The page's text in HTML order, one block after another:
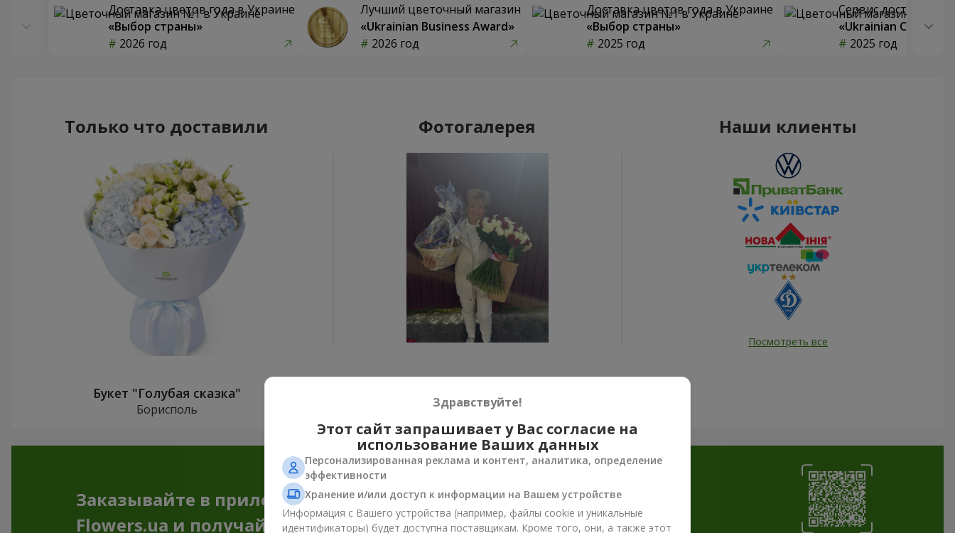
Доставка цветов года в Украине
«Выбор страны»
2026 год
Лучший цветочный магазин
«Ukrainian Business Award»
2026 год
Доставка цветов года в Украине
«Выбор страны»
2025 год
Сервис доставки
«Ukrainian Choice»
2025 год
Только что доставили
Букет "Голубая сказка"
Борисполь
Фотогалерея
Все фото доставок
Заказать этот товар
Наши клиенты
Посмотреть все
Заказывайте в приложении
Flowers.ua и получайте бонусы
Здравствуйте!
Этот сайт запрашивает у Вас согласие на
использование Ваших данных
Персонализированная реклама и контент, аналитика, определение
эффективности
Хранение и/или доступ к информации на Вашем устройстве
Информация с Вашего устройства (например, файлы cookie и уникальные
идентификаторы) будет доступна поставщикам. Кроме того, они, а также этот